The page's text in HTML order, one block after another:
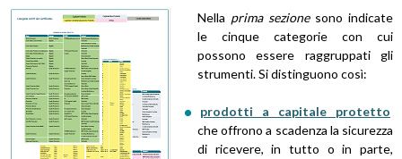
Nella prima sezionesono indicate
le cinque categorie con cui
possono essere raggruppati gli
strumenti. Si distinguono così:
prodotti a capitale protetto
che offrono a scadenza la sicurezza
di ricevere, in tutto o in parte,